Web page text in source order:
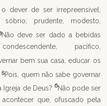
dever de ser irrepreensível,
prudente, modesto,
Não deve ser dado a bebidas
pacífico,
bem sua casa, educar os
5Pois, quem não sabe governar
Igreja de Deus? 6Não pode ser
que, ofuscado pela